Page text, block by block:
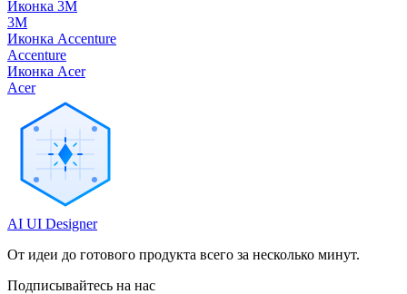
Иконка 3M
3M
Иконка Accenture
Accenture
Иконка Acer
Acer
AI UI Designer
От идеи до готового продукта всего за несколько минут.
Подписывайтесь на нас